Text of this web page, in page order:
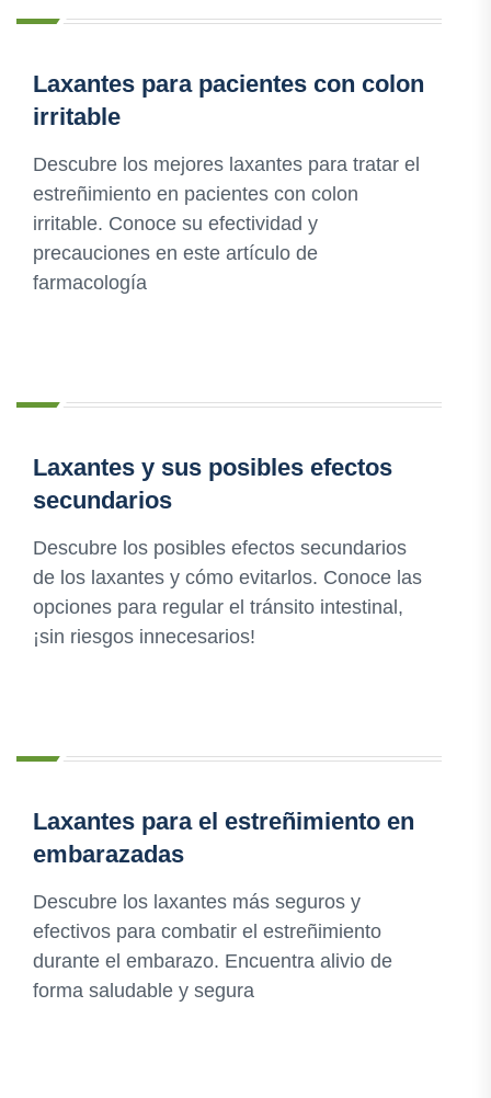
Laxantes para pacientes con colon
irritable
Descubre los mejores laxantes para tratar el
estreñimiento en pacientes con colon
irritable. Conoce su efectividad y
precauciones en este artículo de
farmacología
Laxantes y sus posibles efectos
secundarios
Descubre los posibles efectos secundarios
de los laxantes y cómo evitarlos. Conoce las
opciones para regular el tránsito intestinal,
¡sin riesgos innecesarios!
Laxantes para el estreñimiento en
embarazadas
Descubre los laxantes más seguros y
efectivos para combatir el estreñimiento
durante el embarazo. Encuentra alivio de
forma saludable y segura